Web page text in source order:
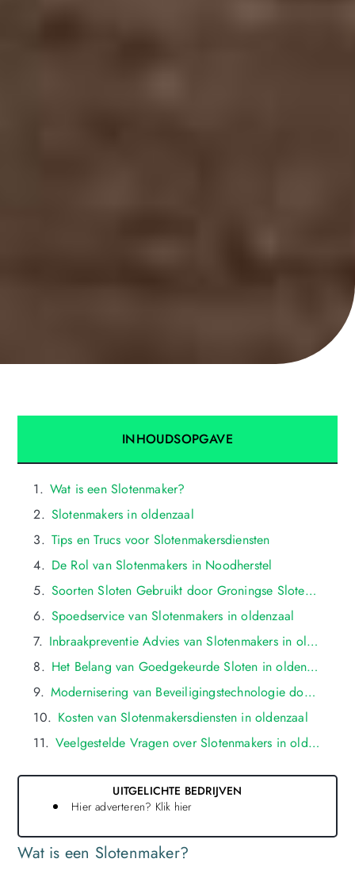
Wat is een Slotenmaker?
INHOUDSOPGAVE
Wat is een Slotenmaker?
Slotenmakers in oldenzaal
Tips en Trucs voor Slotenmakersdiensten
De Rol van Slotenmakers in Noodherstel
Soorten Sloten Gebruikt door Groningse Slotenmakers
Spoedservice van Slotenmakers in oldenzaal
Inbraakpreventie Advies van Slotenmakers in oldenzaal
Het Belang van Goedgekeurde Sloten in oldenzaal
Modernisering van Beveiligingstechnologie door Groningse Slotenmakers
Kosten van Slotenmakersdiensten in oldenzaal
Veelgestelde Vragen over Slotenmakers in oldenzaal
UITGELICHTE BEDRIJVEN
Hier adverteren? Klik hier